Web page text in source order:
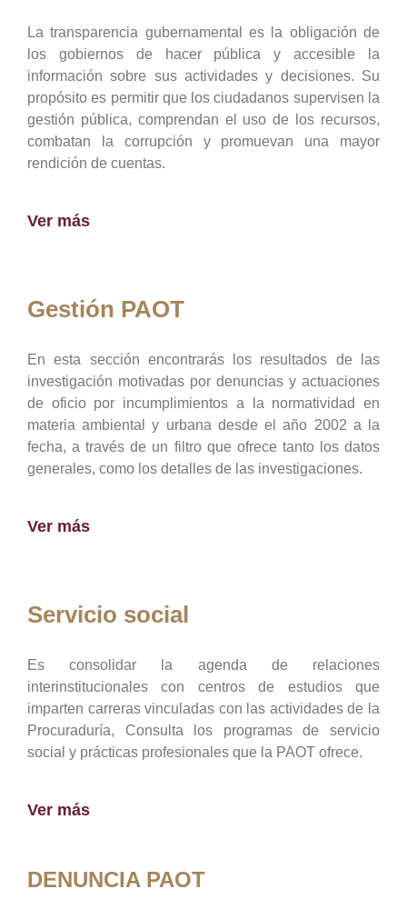
La transparencia gubernamental es la obligación de
los gobiernos de hacer pública y accesible la
información sobre sus actividades y decisiones. Su
propósito es permitir que los ciudadanos supervisen la
gestión pública, comprendan el uso de los recursos,
combatan la corrupción y promuevan una mayor
rendición de cuentas.
Ver más
Gestión PAOT
En esta sección encontrarás los resultados de las
investigación motivadas por denuncias y actuaciones
de oficio por incumplimientos a la normatividad en
materia ambiental y urbana desde el año 2002 a la
fecha, a través de un filtro que ofrece tanto los datos
generales, como los detalles de las investigaciones.
Ver más
Servicio social
Es consolidar la agenda de relaciones
interinstitucionales con centros de estudios que
imparten carreras vinculadas con las actividades de la
Procuraduría, Consulta los programas de servicio
social y prácticas profesionales que la PAOT ofrece.
Ver más
DENUNCIA PAOT